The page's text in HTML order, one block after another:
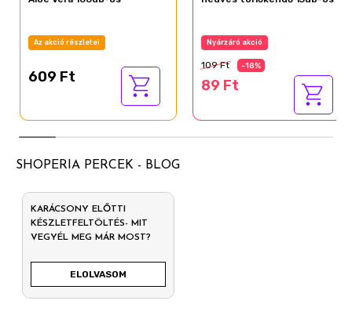
Az akció részletei
609 Ft
Nyárzáró akció
109 Ft -18%
89 Ft
SHOPERIA PERCEK - BLOG
KARÁCSONY ELŐTTI
KÉSZLETFELTÖLTÉS- MIT
VEGYÉL MEG MÁR MOST?
ELOLVASOM